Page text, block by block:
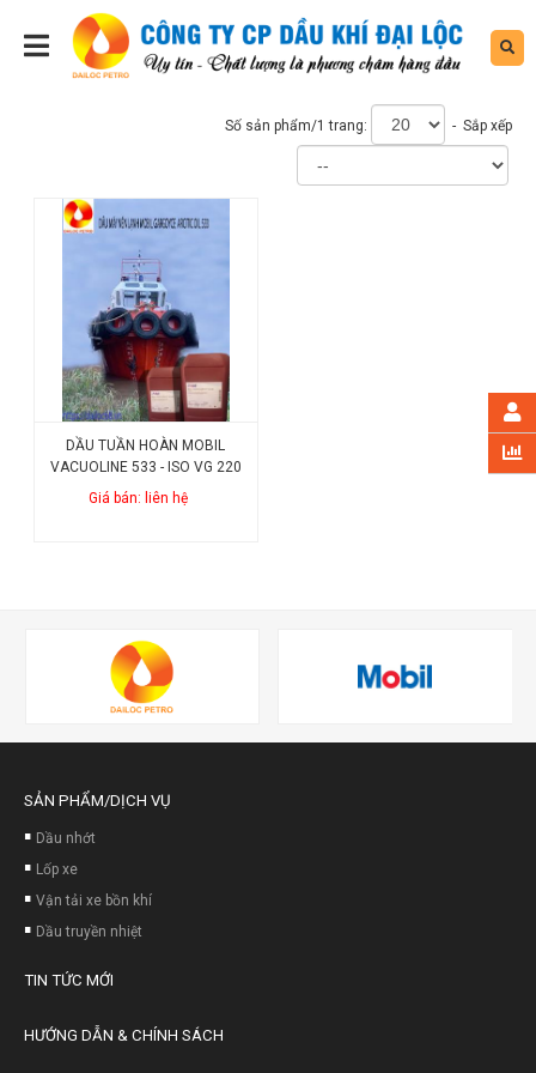
Số sản phẩm/1 trang: - Sắp xếp
DẦU TUẦN HOÀN MOBIL
VACUOLINE 533 - ISO VG 220
Giá bán: liên hệ
SẢN PHẨM/DỊCH VỤ
Dầu nhớt
Lốp xe
Vận tải xe bồn khí
Dầu truyền nhiệt
TIN TỨC MỚI
HƯỚNG DẪN & CHÍNH SÁCH